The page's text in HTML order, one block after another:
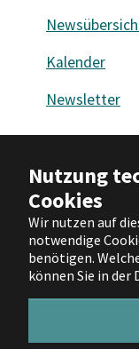
Nutzung
Cookies
Wir nutzen auf
notwendige
benötigen.
können Sie in
Kalender
Newsletter
Datenschutz